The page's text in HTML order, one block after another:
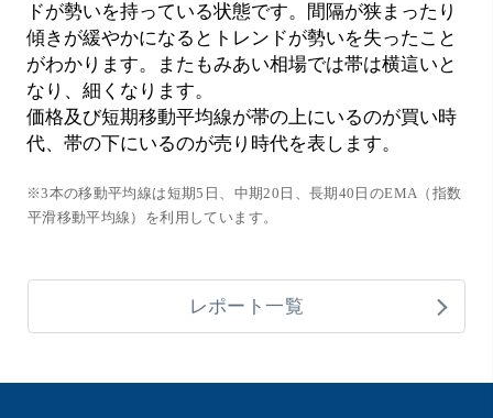
ドが勢いを持っている状態です。間隔が狭まったり
傾きが緩やかになるとトレンドが勢いを失ったこと
がわかります。またもみあい相場では帯は横這いと
なり、細くなります。
価格及び短期移動平均線が帯の上にいるのが買い時
代、帯の下にいるのが売り時代を表します。
※3本の移動平均線は短期5日、中期20日、長期40日のEMA（指数
平滑移動平均線）を利用しています。
レポート一覧